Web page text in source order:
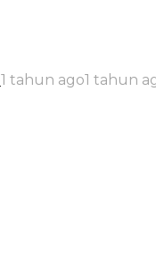
1 tahun ago1 tahun